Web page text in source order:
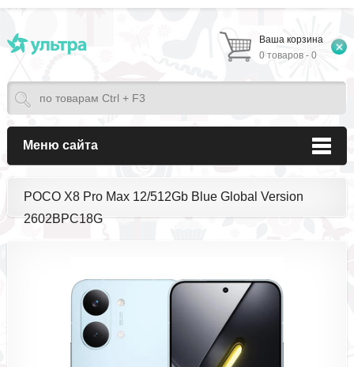
Ваша корзина
0 товаров - 0
Меню сайта
POCO X8 Pro Max 12/512Gb Blue Global Version
2602BPC18G